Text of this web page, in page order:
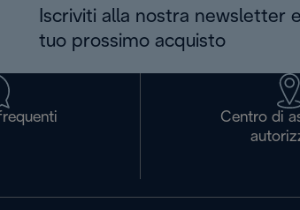
Iscriviti alla nostra newsletter
tuo prossimo acquisto
Centro di